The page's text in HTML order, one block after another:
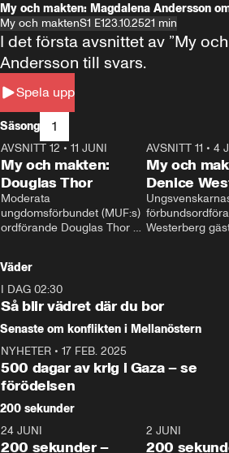
My och makten: Magdalena Andersson
My och maktenS1 E123.10.2521 min
Spela upp
I det första avsnittet av ”My
Andersson till svars.
Säsong 1
26:27
AVSNITT 12 • 11 JUNI
My och makten:
Douglas Thor
Moderata
ungdomsförbundet (MUF:s)
ordförande Douglas Thor
tonårsutvisningarna och hur
Moderaterna ska locka
väljare till valet i höst.
AVSNITT 11 •4
My och
Denice
Westerberg
Väder
I DAG 02:30
Så blir vädret där du bor
Senaste om konflikten i Mellanöstern
NYHETER • 17 FEB. 2025
500 dagar av krig i Gaza – se
förödelsen
200 sekunder
5:00
24 JUNI
200 sekunder –
2 JUNI
200